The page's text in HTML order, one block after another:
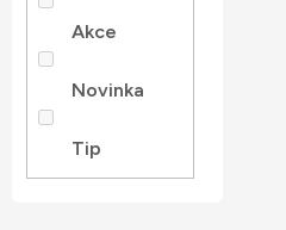
Akce
Novinka
Tip